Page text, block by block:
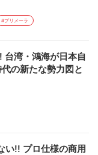
#プリメーラ
台湾・鴻海が日本自
の新たな勢力図と
い!! プロ仕様の商用